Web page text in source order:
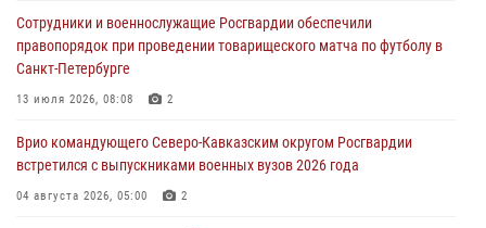
региональные газеты и поддержку земляков
08 августа 2026, 05:00
Кинологи Росгвардии со всей страны приступили к новому курсу
08 августа 2026, 05:00 3
Комплексные проверки безопасности объектов образования с
Сотрудники и военнослужащие Росгвардии обеспечили
правопорядок при проведении товарищеского матча по футболу в
Санкт-Петербурге
13 июля 2026, 08:08 2
Врио командующего Северо-Кавказским округом Росгвардии
встретился с выпускниками военных вузов 2026 года
04 августа 2026, 05:00 2